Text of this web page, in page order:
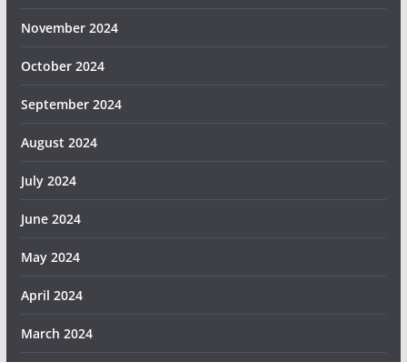
November 2024
October 2024
September 2024
August 2024
July 2024
June 2024
May 2024
April 2024
March 2024